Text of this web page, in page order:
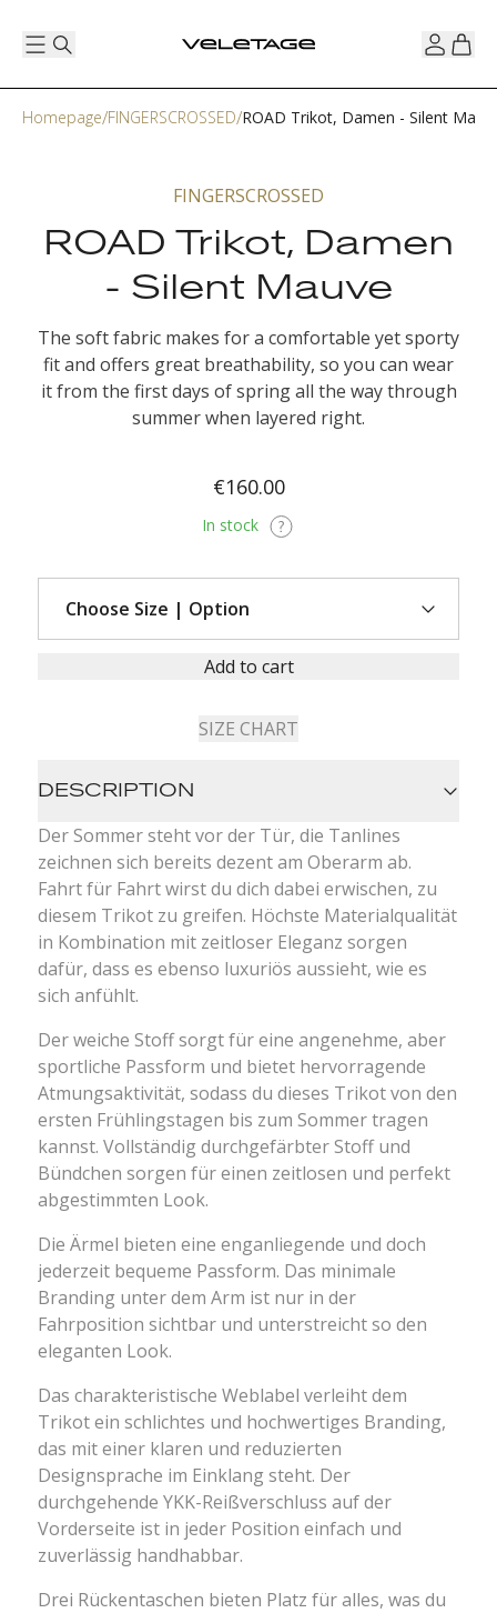
Homepage FINGERSCROSSED ROAD Trikot, Damen - Silent
FINGERSCROSSED
ROAD Trikot, Damen
- Silent Mauve
The soft fabric makes for a comfortable yet sporty
fit and offers great breathability, so you can wear
it from the first days of spring all the way through
summer when layered right.
€160.00
In stock
Add to cart
SIZE CHART
DESCRIPTION
Der Sommer steht vor der Tür, die Tanlines
zeichnen sich bereits dezent am Oberarm ab.
Fahrt für Fahrt wirst du dich dabei erwischen, zu
diesem Trikot zu greifen. Höchste Materialqualität
in Kombination mit zeitloser Eleganz sorgen
dafür, dass es ebenso luxuriös aussieht, wie es
sich anfühlt.
Der weiche Stoff sorgt für eine angenehme, aber
sportliche Passform und bietet hervorragende
Atmungsaktivität, sodass du dieses Trikot von den
ersten Frühlingstagen bis zum Sommer tragen
kannst. Vollständig durchgefärbter Stoff und
Bündchen sorgen für einen zeitlosen und perfekt
abgestimmten Look.
Die Ärmel bieten eine enganliegende und doch
jederzeit bequeme Passform. Das minimale
Branding unter dem Arm ist nur in der
Fahrposition sichtbar und unterstreicht so den
eleganten Look.
Das charakteristische Weblabel verleiht dem
Trikot ein schlichtes und hochwertiges Branding,
das mit einer klaren und reduzierten
Designsprache im Einklang steht. Der
durchgehende YKK-Reißverschluss auf der
Vorderseite ist in jeder Position einfach und
zuverlässig handhabbar.
Drei Rückentaschen bieten Platz für alles, was du